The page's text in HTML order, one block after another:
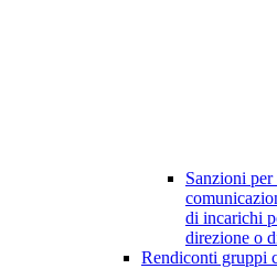
Sanzioni per
di incarichi
direzione o
Rendiconti gruppi